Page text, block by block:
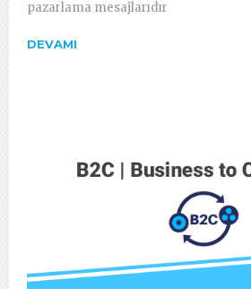
pazarlama mesajlarıdır
DEVAMI